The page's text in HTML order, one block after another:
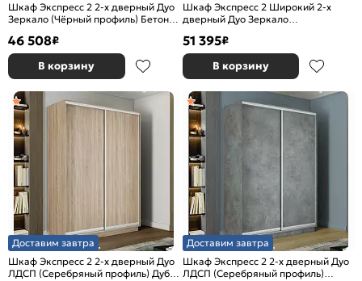
Шкаф Экспресс 2 2-х дверный Дуо
Зеркало (Чёрный профиль) Бетон
46 508₽
В корзину
Шкаф Экспресс 2 Широкий 2-х
дверный Дуо Зеркало
1800*2400*600
51 395₽
В корзину
Доставим завтра
Шкаф Экспресс 2 2-х дверный Дуо
ЛДСП (Серебряный профиль) Дуб
Доставим завтра
Шкаф Экспресс 2 2-х дверный Дуо
ЛДСП (Серебряный профиль)